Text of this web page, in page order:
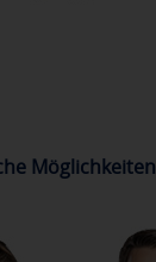
Möglichkeiten